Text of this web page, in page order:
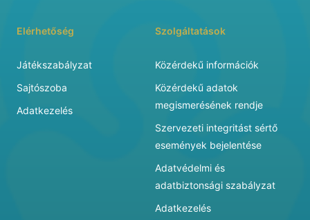
Elérhetőség
Játékszabályzat
Sajtószoba
Adatkezelés
Szolgáltatások
Közérdekű információk
Közérdekű adatok
megismerésének rendje
Szervezeti integritást sértő
események bejelentése
Adatvédelmi és
adatbiztonsági szabályzat
Adatkezelés